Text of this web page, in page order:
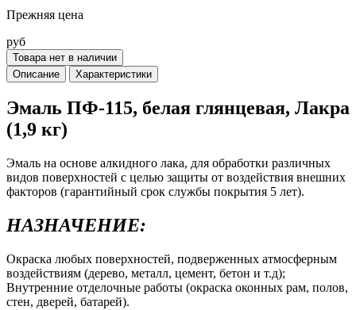
Прежняя цена
руб
Товара нет в наличии
Описание
Характеристики
Эмаль ПФ-115, белая глянцевая, Лакра
(1,9 кг)
Эмаль на основе алкидного лака, для обработки различных
видов поверхностей с целью защиты от воздействия внешних
факторов (гарантийный срок службы покрытия 5 лет).
НАЗНАЧЕНИЕ:
Окраска любых поверхностей, подверженных атмосферным
воздействиям (дерево, металл, цемент, бетон и т.д);
Внутренние отделочные работы (окраска оконных рам, полов,
стен, дверей, батарей).